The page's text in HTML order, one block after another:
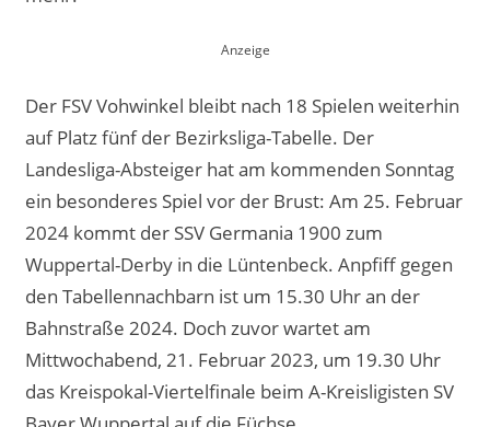
Der FSV Vohwinkel bleibt nach 18 Spielen weiterhin
auf Platz fünf der Bezirksliga-Tabelle. Der
Landesliga-Absteiger hat am kommenden Sonntag
ein besonderes Spiel vor der Brust: Am 25. Februar
2024 kommt der SSV Germania 1900 zum
Wuppertal-Derby in die Lüntenbeck. Anpfiff gegen
den Tabellennachbarn ist um 15.30 Uhr an der
Bahnstraße 2024. Doch zuvor wartet am
Mittwochabend, 21. Februar 2023, um 19.30 Uhr
das Kreispokal-Viertelfinale beim A-Kreisligisten SV